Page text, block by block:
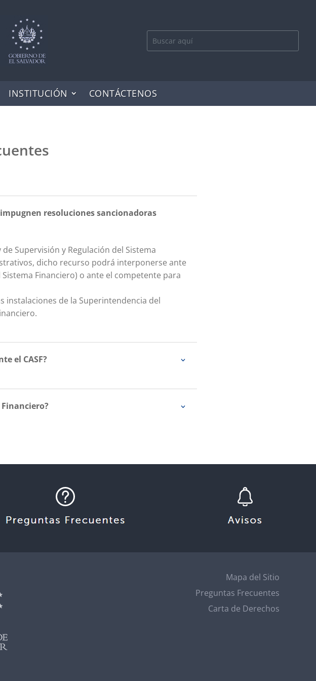
INSTITUCIÓN CONTÁCTENOS
resoluciones sancionadoras
Supervisión y Regulación del Sistema
dicho recurso podrá interponerse ante
Financiero) o ante el competente para
instalaciones de la Superintendencia del
el CASF?
Mapa del Sitio
Preguntas Frecuentes
Carta de Derechos